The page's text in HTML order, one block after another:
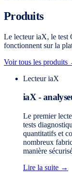
Produits
Le lecteur iaX, le test
fonctionnent sur la
Voir tous les produits
Lecteur iaX
iaX -
Le premier
tests
quantitatifs et
nombreux
manière
Lire la suite →